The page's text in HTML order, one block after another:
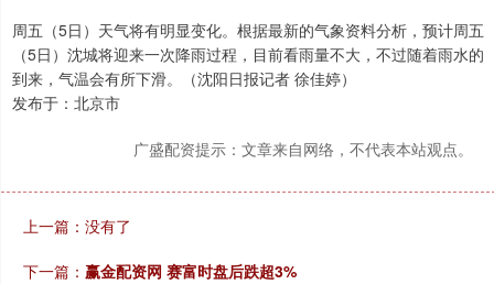
周五（5日）天气将有明显变化。根据最新的气象资料分析，预计周五
（5日）沈城将迎来一次降雨过程，目前看雨量不大，不过随着雨水的
到来，气温会有所下滑。（沈阳日报记者 徐佳婷）
发布于：北京市
广盛配资提示：文章来自网络，不代表本站观点。
上一篇：没有了
下一篇： 赢金配资网 赛富时盘后跌超3%